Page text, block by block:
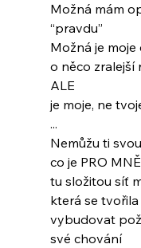
Možná mám
“pravdu”
Možná je
o něco zralejší
ALE
je moje, ne
...
Nemůžu ti
co je PRO
tu složitou síť
která se
vybudovat
své chování